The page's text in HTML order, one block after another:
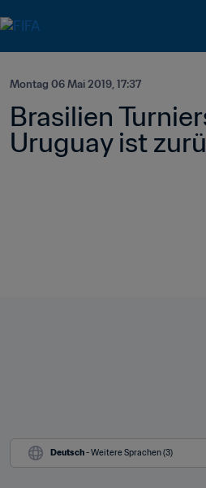
Montag 06 Mai 2019, 17:37
Brasilien
Uruguay ist
Deutsch - Weitere Sprachen (3)